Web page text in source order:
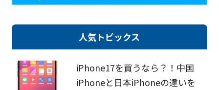
人気トピックス
iPhone17を買うなら？！中国
iPhoneと日本iPhoneの違いを